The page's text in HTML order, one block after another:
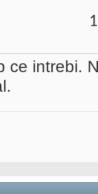
ce intrebi.